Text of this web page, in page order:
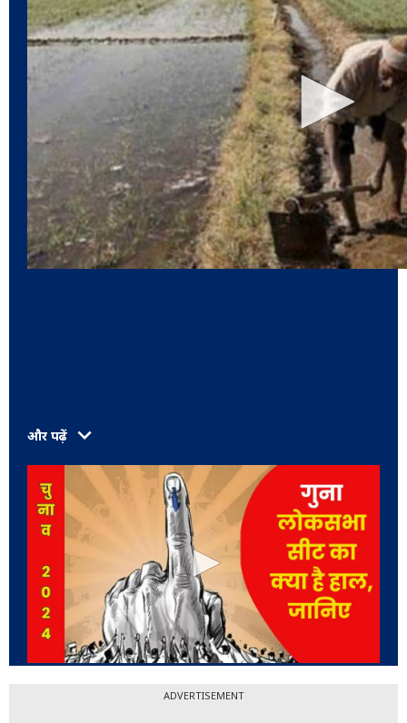
और पढ़ें
ADVERTISEMENT